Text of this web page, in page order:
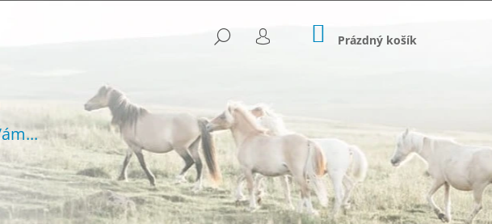
HLEDAT
PŘIHLÁŠENÍ
NÁKUPNÍ
KOŠÍK
Prázdný košík